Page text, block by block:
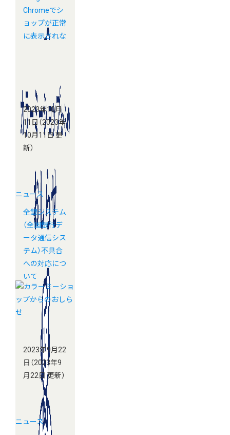
Chromeでシ
ョップが正常
に表示されな
2023年10月
11日 （2023年
10月11日 更
新）
ニュース
全銀システム
（全国銀行デ
ータ通信シス
テム）不具合
への対応につ
いて
2023年9月22
日 （2023年9
月22日 更新）
ニュース